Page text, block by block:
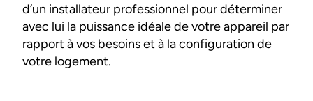
d’un installateur professionnel pour déterminer
avec lui la puissance idéale de votre appareil par
rapport à vos besoins et à la configuration de
votre logement.